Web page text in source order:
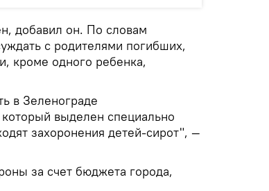
добавил он. По словам
с родителями погибших,
кроме одного ребенка,
в Зеленограде
выделен специально
захоронения детей-сирот", —
за счет бюджета города,